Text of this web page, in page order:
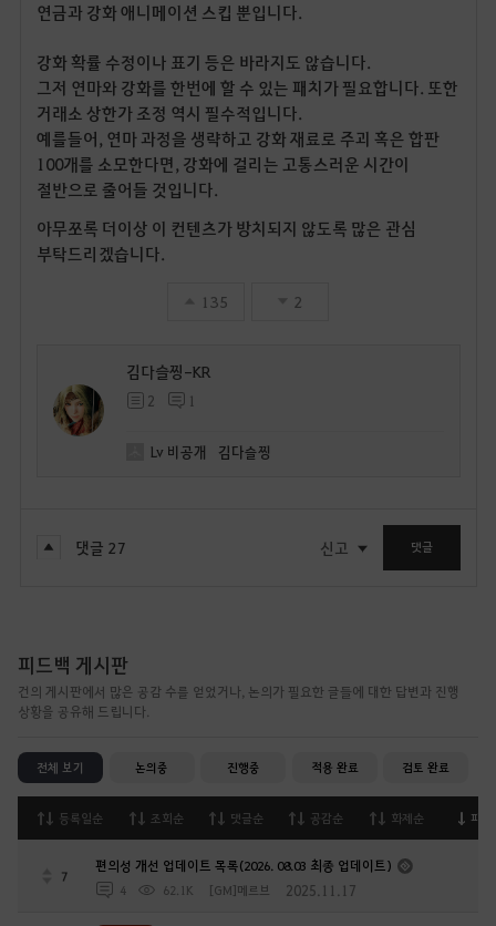
연금과 강화 애니메이션 스킵 뿐입니다.
강화 확률 수정이나 표기 등은 바라지도 않습니다.
그저 연마와 강화를 한번에 할 수 있는 패치가 필요합니다. 또한
거래소 상한가 조정 역시 필수적입니다.
예를들어, 연마 과정을 생략하고 강화 재료로 주괴 혹은 합판
100개를 소모한다면, 강화에 걸리는 고통스러운 시간이
절반으로 줄어들 것입니다.
아무쪼록 더이상 이 컨텐츠가 방치되지 않도록 많은 관심
부탁드리겠습니다.
135 2
김다슬찡-KR
2 1
Lv 비공개 김다슬찡
댓글 27 신고 댓글
피드백 게시판
건의 게시판에서 많은 공감 수를 얻었거나, 논의가 필요한 글들에 대한 답변과 진행
상황을 공유해 드립니다.
전체 보기 논의중 진행중 적용 완료 검토 완료
등록일순 조회순 댓글순 공감순 화제순 피
7
편의성 개선 업데이트 목록(2026. 08.03 최종 업데이트)
4 62.1K [GM]메르브 2025.11.17